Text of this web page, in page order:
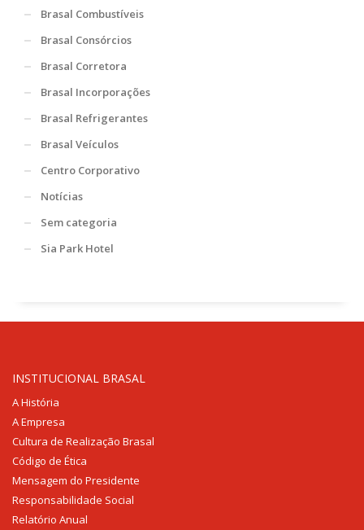
Brasal Combustíveis
Brasal Consórcios
Brasal Corretora
Brasal Incorporações
Brasal Refrigerantes
Brasal Veículos
Centro Corporativo
Notícias
Sem categoria
Sia Park Hotel
INSTITUCIONAL BRASAL
A História
A Empresa
Cultura de Realização Brasal
Código de Ética
Mensagem do Presidente
Responsabilidade Social
Relatório Anual